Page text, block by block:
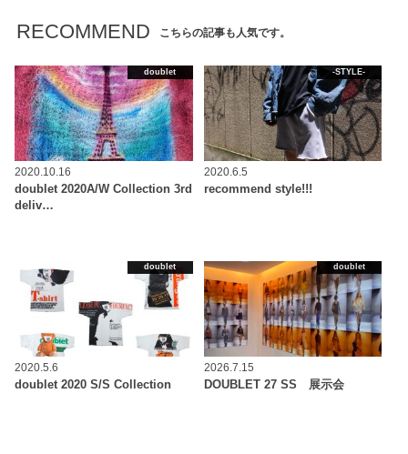
RECOMMEND こちらの記事も人気です。
doublet
2020.10.16
doublet 2020A/W Collection 3rd
deliv…
-STYLE-
2020.6.5
recommend style!!!
doublet
2020.5.6
doublet 2020 S/S Collection
doublet
2026.7.15
DOUBLET 27 SS 展示会